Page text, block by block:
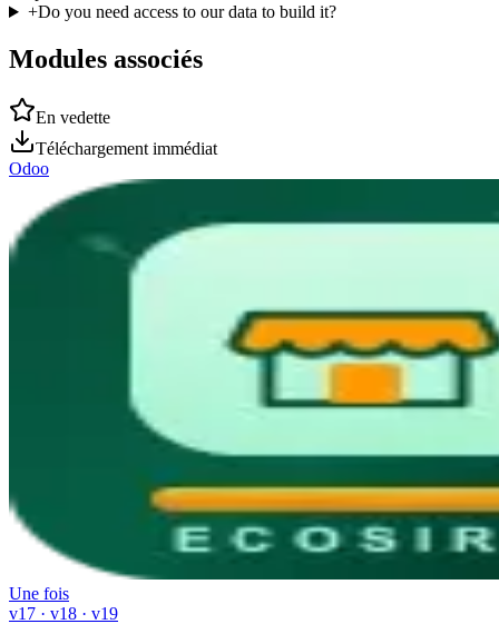
+Do you need access to our data to build it?
Modules associés
En vedette
Téléchargement immédiat
Odoo
Une fois
v17 · v18 · v19